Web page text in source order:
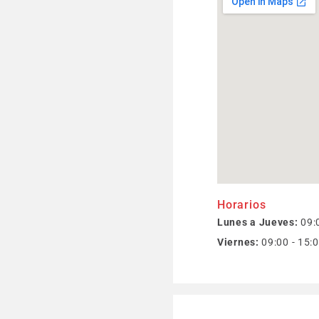
Horarios
Lunes a Jueves:
Viernes: 09:00 -